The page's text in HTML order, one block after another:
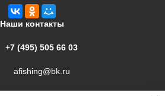
Наши контакты
+7 (495) 505 66 03
afishing@bk.ru